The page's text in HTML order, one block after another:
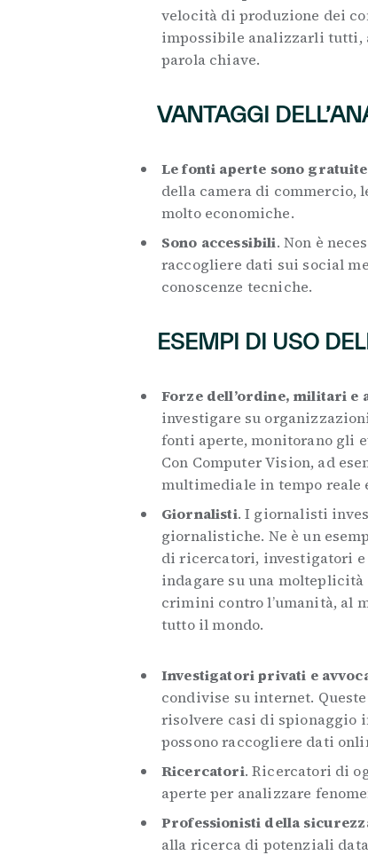
velocità di produzione dei
impossibile analizzarli tutti,
parola chiave.
VANTAGGI
Le fonti aperte sono gratuite
della camera di
molto economiche.
Sono accessibili. Non è
raccogliere dati sui social
conoscenze tecniche.
ESEMPI DI USO
Forze dell’ordine, militari e
investigare su
fonti aperte, monitorano gli
Con Computer Vision, ad
multimediale in tempo reale
Giornalisti. I giornalisti
giornalistiche. Ne è un
di ricercatori, investigatori e
indagare su una
crimini contro l’umanità, al
tutto il mondo.
Investigatori privati e
condivise su internet.
risolvere casi di spionaggio
possono raccogliere dati
Ricercatori. Ricercatori di
aperte per analizzare
Professionisti della
alla ricerca di potenziali